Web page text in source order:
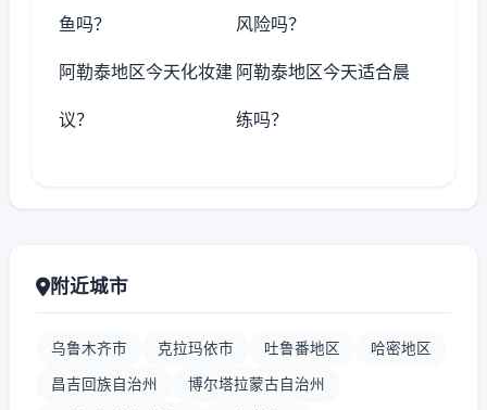
鱼吗？ 风险吗？
阿勒泰地区今天化妆建
议？
阿勒泰地区今天适合晨
练吗？
附近城市
乌鲁木齐市 克拉玛依市 吐鲁番地区 哈密地区
昌吉回族自治州 博尔塔拉蒙古自治州